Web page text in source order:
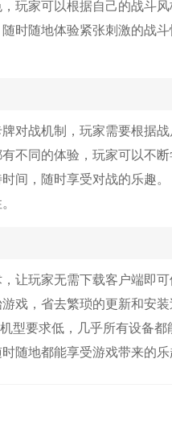
玩家可以根据自己的战斗
时随地体验紧张刺激的战
对战机制，玩家需要根据
不同的体验，玩家可以不
间，随时享受对战的乐趣
让玩家无需下载客户端即
戏，省去繁琐的更新和安
型要求低，几乎所有设备
随地都能享受游戏带来的